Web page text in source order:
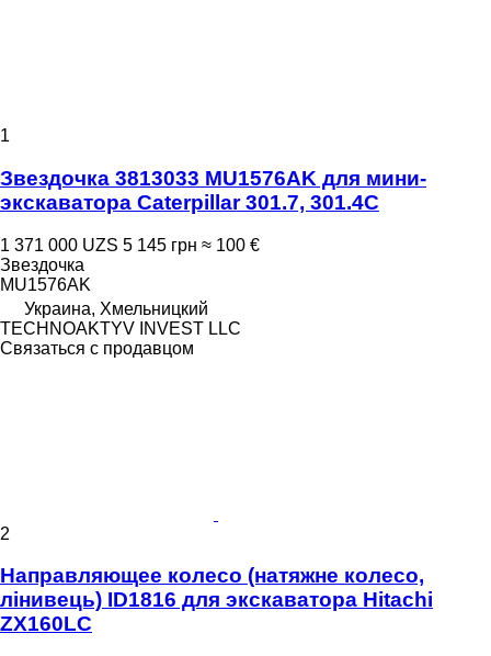
1
Звездочка 3813033 MU1576AK для мини-
экскаватора Caterpillar 301.7, 301.4C
1 371 000 UZS 5 145 грн ≈ 100 €
Звездочка
MU1576AK
Украина, Хмельницкий
TECHNOAKTYV INVEST LLC
Связаться с продавцом
2
Направляющее колесо (натяжне колесо,
лінивець) ID1816 для экскаватора Hitachi
ZX160LC